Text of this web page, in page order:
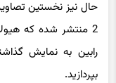
2 منتشر شده که
رابین به نمایش
بپردازید.